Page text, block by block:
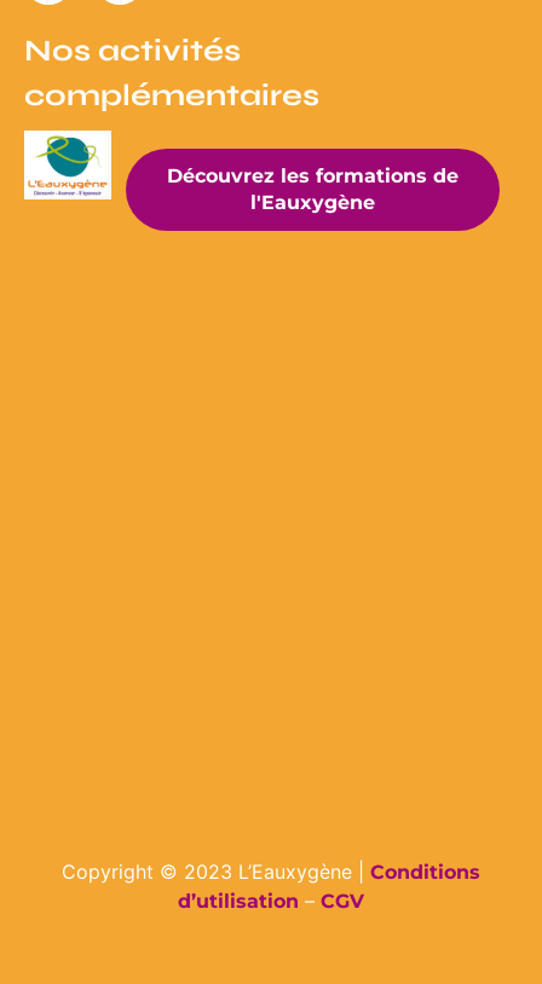
Nos activités
complémentaires
Découvrez les formations de
l'Eauxygène
Copyright © 2023 L’Eauxygène | Conditions
d’utilisation – CGV